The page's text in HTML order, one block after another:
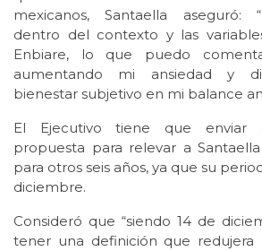
mexicanos, Santaella aseguró:
dentro del contexto y las
Enbiare, lo que puedo
aumentando mi ansiedad y
bienestar subjetivo en mi balance
El Ejecutivo tiene que enviar
propuesta para relevar a
para otros seis años, ya que su
diciembre.
Consideró que “siendo 14 de
tener una definición que redujera